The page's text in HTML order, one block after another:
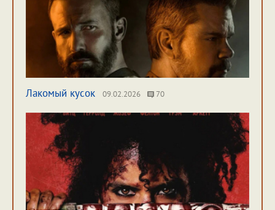
Лакомый кусок 09.02.2026 70